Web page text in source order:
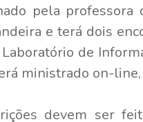
pela
e terá dois
de
ministrado on-
devem ser